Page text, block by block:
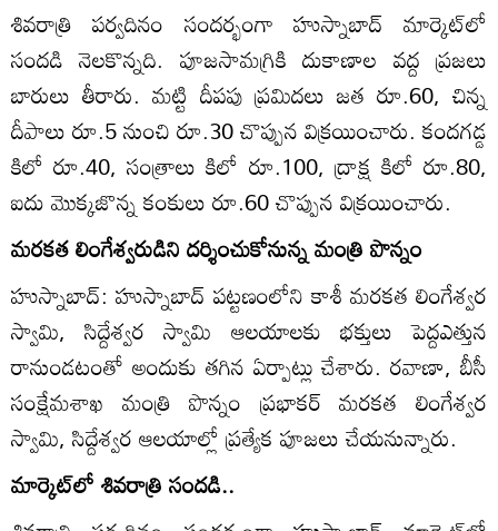
శివరాత్రి పర్వదినం సందర్భంగా హుస్నాబాద్‌ మార్కెట్‌లో
సందడి నెలకొన్నది. పూజసామగ్రికి దుకాణాల వద్ద ప్రజలు
బారులు తీరారు. మట్టి దీపపు ప్రమిదలు జత రూ.60, చిన్న
దీపాలు రూ.5 నుంచి రూ.30 చొప్పున విక్రయించారు. కందగడ్డ
కిలో రూ.40, సంత్రాలు కిలో రూ.100, ద్రాక్ష కిలో రూ.80,
ఐదు మొక్కజొన్న కంకులు రూ.60 చొప్పున విక్రయించారు.
మరకత లింగేశ్వరుడిని దర్శించుకోనున్న మంత్రి పొన్నం
హుస్నాబాద్‌: హుస్నాబాద్‌ పట్టణంలోని కాశీ మరకత లింగేశ్వర
స్వామి, సిద్దేశ్వర స్వామి ఆలయాలకు భక్తులు పెద్దఎత్తున
రానుండటంతో అందుకు తగిన ఏర్పాట్లు చేశారు. రవాణా, బీసీ
సంక్షేమశాఖ మంత్రి పొన్నం ప్రభాకర్‌ మరకత లింగేశ్వర
స్వామి, సిద్దేశ్వర ఆలయాల్లో ప్రత్యేక పూజలు చేయనున్నారు.
మార్కెట్‌లో శివరాత్రి సందడి..